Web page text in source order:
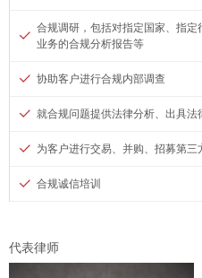
合规调研，包括对指定国家、指
业务的合规分析报告等
协助客户进行合规内部调查
就合规问题提供法律分析、出具法
为客户进行交易、并购、招募第
合规诚信培训
代表律师